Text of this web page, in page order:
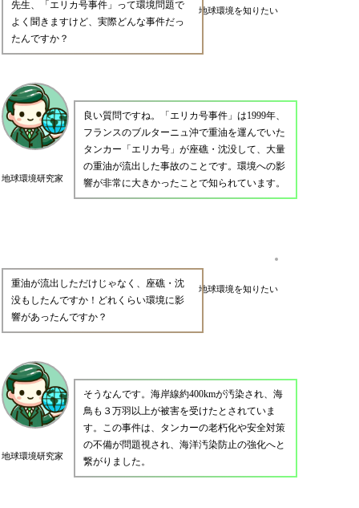
地球環境を知りたい
先生、「エリカ号事件」って環境問題で
よく聞きますけど、実際どんな事件だっ
たんですか？
地球環境研究家
良い質問ですね。「エリカ号事件」は1999年、
フランスのブルターニュ沖で重油を運んでいた
タンカー「エリカ号」が座礁・沈没して、大量
の重油が流出した事故のことです。環境への影
響が非常に大きかったことで知られています。
地球環境を知りたい
重油が流出しただけじゃなく、座礁・沈
没もしたんですか！どれくらい環境に影
響があったんですか？
地球環境研究家
そうなんです。海岸線約400kmが汚染され、海
鳥も３万羽以上が被害を受けたとされていま
す。この事件は、タンカーの老朽化や安全対策
の不備が問題視され、海洋汚染防止の強化へと
繋がりました。